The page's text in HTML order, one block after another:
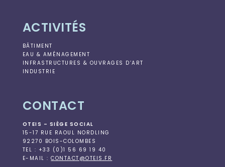
ACTIVITÉS
BÂTIMENT
EAU & AMÉNAGEMENT
INFRASTRUCTURES & OUVRAGES D’ART
INDUSTRIE
CONTACT
OTEIS – SIÈGE SOCIAL
15-17 RUE RAOUL NORDLING
92270 BOIS-COLOMBES
TEL : +33 (0)1 56 69 19 40
E-MAIL :CONTACT@OTEIS.FR